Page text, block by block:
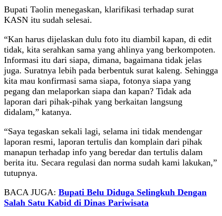
Bupati Taolin menegaskan, klarifikasi terhadap surat
KASN itu sudah selesai.
“Kan harus dijelaskan dulu foto itu diambil kapan, di edit
tidak, kita serahkan sama yang ahlinya yang berkompoten.
Informasi itu dari siapa, dimana, bagaimana tidak jelas
juga. Suratnya lebih pada berbentuk surat kaleng. Sehingga
kita mau konfirmasi sama siapa, fotonya siapa yang
pegang dan melaporkan siapa dan kapan? Tidak ada
laporan dari pihak-pihak yang berkaitan langsung
didalam,” katanya.
“Saya tegaskan sekali lagi, selama ini tidak mendengar
laporan resmi, laporan tertulis dan komplain dari pihak
manapun terhadap info yang beredar dan tertulis dalam
berita itu. Secara regulasi dan norma sudah kami lakukan,”
tutupnya.
BACA JUGA: Bupati Belu Diduga Selingkuh Dengan
Salah Satu Kabid di Dinas Pariwisata